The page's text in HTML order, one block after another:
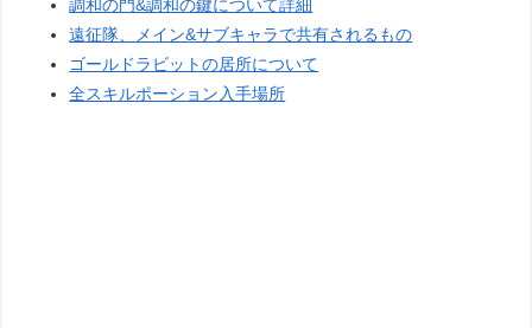
調和の門&調和の鍵について詳細
遠征隊、メイン&サブキャラで共有されるもの
ゴールドラビットの居所について
全スキルポーション入手場所